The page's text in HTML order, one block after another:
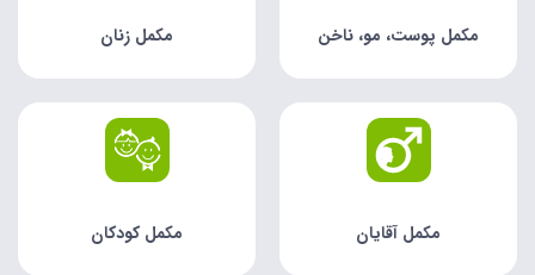
مکمل پوست، مو، ناخن مکمل زنان
مکمل آقایان مکمل کودکان